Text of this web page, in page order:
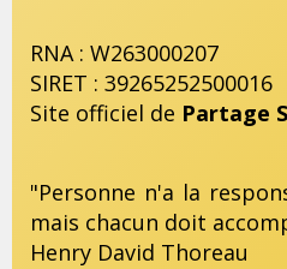
RNA : W263000207
SIRET : 39265252500016
Site officiel de Partage
"Personne n'a la
mais chacun doit
Henry David Thoreau